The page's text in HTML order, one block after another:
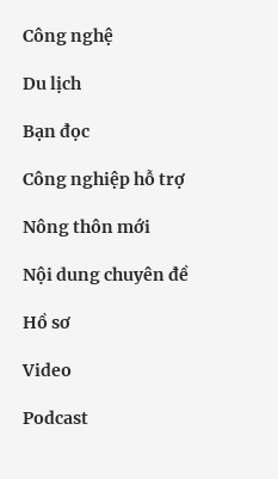
Công nghệ
Du lịch
Bạn đọc
Công nghiệp hỗ trợ
Nông thôn mới
Nội dung chuyên đề
Hồ sơ
Video
Podcast